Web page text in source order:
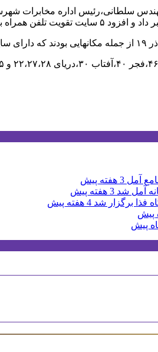
آمل 3 هفته پیش
آمل شد 3 هفته پیش
فذا برگزار شد 4 هفته پیش